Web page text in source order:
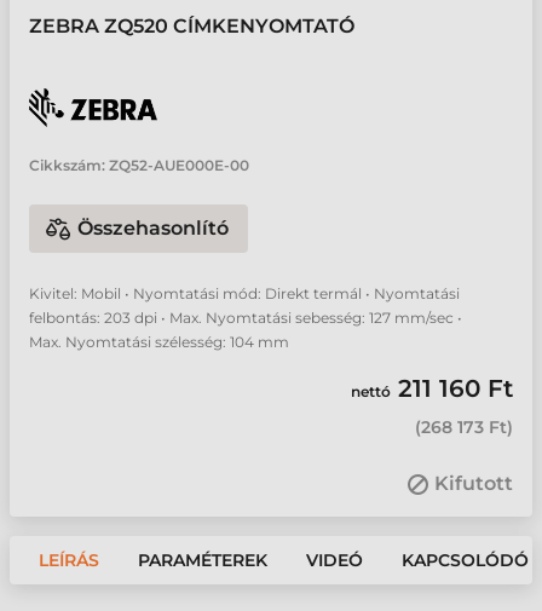
ZEBRA ZQ520 CÍMKENYOMTATÓ
Cikkszám: ZQ52-AUE000E-00
Összehasonlító
Kivitel: Mobil • Nyomtatási mód: Direkt termál • Nyomtatási
felbontás: 203 dpi • Max. Nyomtatási sebesség: 127 mm/sec •
Max. Nyomtatási szélesség: 104 mm
nettó 211 160 Ft
(268 173 Ft)
Kifutott
LEÍRÁS PARAMÉTEREK VIDEÓ KAPCSOLÓDÓ